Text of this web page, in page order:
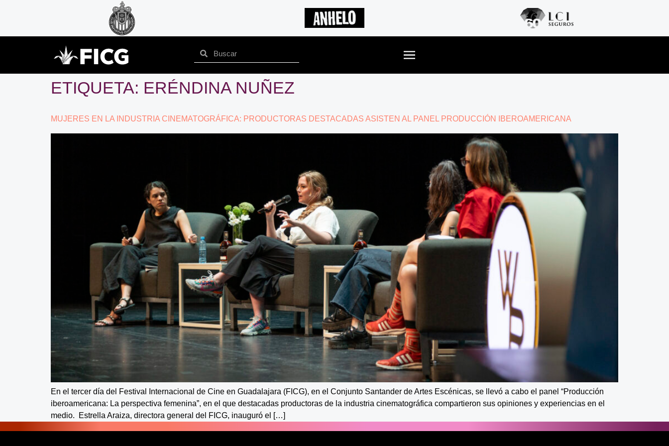
ETIQUETA: ERÉNDINA NUÑEZ
MUJERES EN LA INDUSTRIA CINEMATOGRÁFICA: PRODUCTORAS DESTACADAS ASISTEN AL PANEL PRODUCCIÓN IBEROAMERICANA
En el tercer día del Festival Internacional de Cine en Guadalajara (FICG), en el Conjunto Santander de Artes Escénicas, se llevó a cabo el panel “Producción
iberoamericana: La perspectiva femenina”, en el que destacadas productoras de la industria cinematográfica compartieron sus opiniones y experiencias en el
medio. Estrella Araiza, directora general del FICG, inauguró el […]